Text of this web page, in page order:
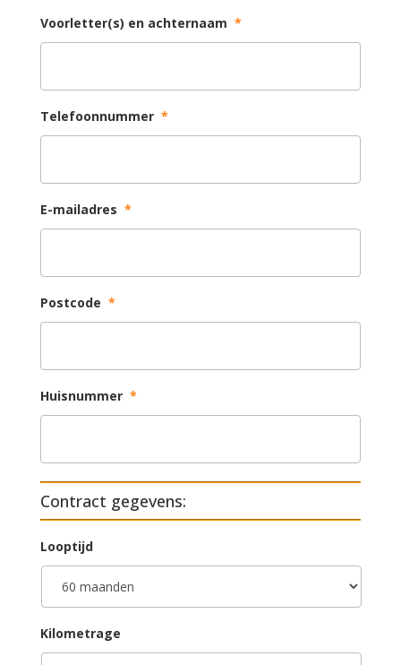
Voorletter(s) en achternaam *
Telefoonnummer *
E-mailadres *
Postcode *
Huisnummer *
Contract gegevens:
Looptijd
Kilometrage